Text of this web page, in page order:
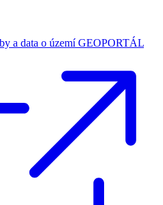
a data o území GEOPORTÁL